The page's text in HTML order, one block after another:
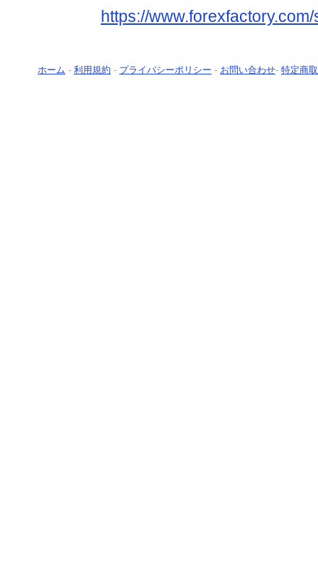
https://
ホーム - 利用規約 - プライバシーポリシー - お問い合わせ- 特定商